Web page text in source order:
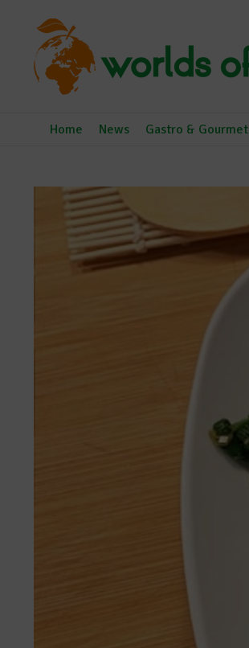
Home News Gastro & Gourmet